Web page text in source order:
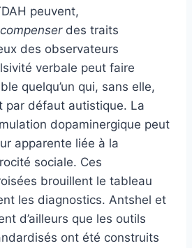
peuvent,
compenserdes traits
des observateurs
verbale peut faire
quelqu’un qui, sans elle,
par défaut autistique. La
dopaminergique peut
apparente liée à la
sociale. Ces
brouillent le tableau
les diagnostics. Antshel et
d’ailleurs que les outils
ont été construits